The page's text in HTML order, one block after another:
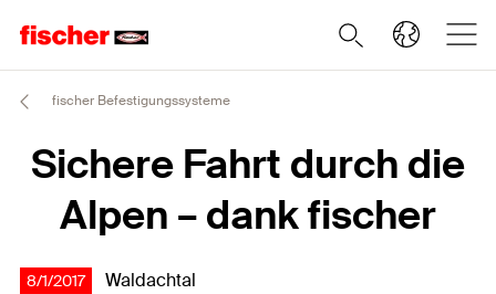
fischer Befestigungssysteme
Sichere Fahrt durch die
Alpen – dank fischer
8/1/2017 Waldachtal